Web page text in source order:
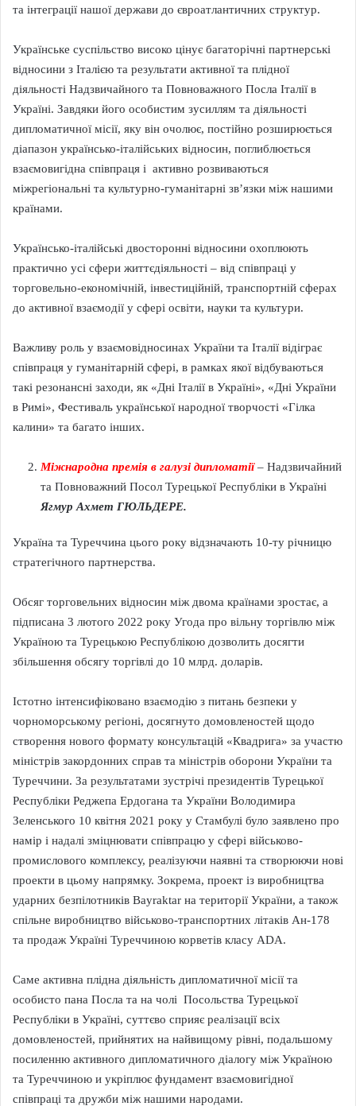
та інтеграції нашої держави до євроатлантичних структур.
Українське суспільство високо цінує багаторічні партнерські
відносини з Італією та результати активної та плідної
діяльності Надзвичайного та Повноважного Посла Італії в
Україні. Завдяки його особистим зусиллям та діяльності
дипломатичної місії, яку він очолює, постійно розширюється
діапазон українсько-італійських відносин, поглиблюється
взаємовигідна співпраця і активно розвиваються
міжрегіональні та культурно-гуманітарні зв’язки між нашими
країнами.
Українсько-італійські двосторонні відносини охоплюють
практично усі сфери життєдіяльності – від співпраці у
торговельно-економічній, інвестиційній, транспортній сферах
до активної взаємодії у сфері освіти, науки та культури.
Важливу роль у взаємовідносинах України та Італії відіграє
співпраця у гуманітарній сфері, в рамках якої відбуваються
такі резонансні заходи, як «Дні Італії в Україні», «Дні України
в Римі», Фестиваль української народної творчості «Гілка
калини» та багато інших.
Міжнародна премія в галузі дипломатії– Надзвичайний
та Повноважний Посол Турецької Республіки в Україні
Ягмур Ахмет ГЮЛЬДЕРЕ.
Україна та Туреччина цього року відзначають 10-ту річницю
стратегічного партнерства.
Обсяг торговельних відносин між двома країнами зростає, а
підписана 3 лютого 2022 року Угода про вільну торгівлю між
Україною та Турецькою Республікою дозволить досягти
збільшення обсягу торгівлі до 10 млрд. доларів.
Істотно інтенсифіковано взаємодію з питань безпеки у
чорноморському регіоні, досягнуто домовленостей щодо
створення нового формату консультацій «Квадрига» за участю
міністрів закордонних справ та міністрів оборони України та
Туреччини. За результатами зустрічі президентів Турецької
Республіки Реджепа Ердогана та України Володимира
Зеленського 10 квітня 2021 року у Стамбулі було заявлено про
намір і надалі зміцнювати співпрацю у сфері військово-
промислового комплексу, реалізуючи наявні та створюючи нові
проекти в цьому напрямку. Зокрема, проект із виробництва
ударних безпілотників Bayraktar на території України, а також
спільне виробництво військово-транспортних літаків Ан-178
та продаж Україні Туреччиною корветів класу ADA.
Саме активна плідна діяльність дипломатичної місії та
особисто пана Посла та на чолі Посольства Турецької
Республіки в Україні, суттєво сприяє реалізації всіх
домовленостей, прийнятих на найвищому рівні, подальшому
посиленню активного дипломатичного діалогу між Україною
та Туреччиною и укріплює фундамент взаємовигідної
співпраці та дружби між нашими народами.